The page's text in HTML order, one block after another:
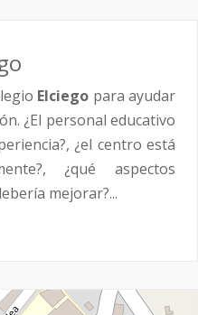
Elciego para ayudar
¿El personal educativo
¿el centro está
¿qué aspectos
mejorar?...